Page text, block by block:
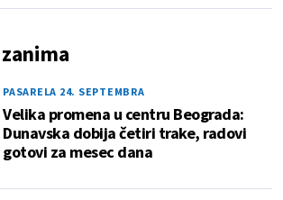
PASARELA 24. SEPTEMBRA
Velika promena u centru Beograda:
Dunavska dobija četiri trake, radovi
gotovi za mesec dana